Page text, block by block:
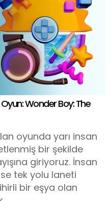
Wonder Boy: The
oyunda yarı insan
bir şekilde
giriyoruz. İnsan
tek yolu laneti
bir eşya olan